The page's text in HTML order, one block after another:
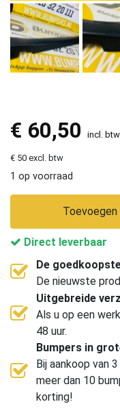
€ 60,50 incl. btw
€ 50 excl. btw
1 op voorraad
Toevoegen
Direct leverbaar
De
De nieuwste
Uitgebreide
Als u op een
48 uur.
Bumpers in
Bij aankoop van
meer dan 10
korting!